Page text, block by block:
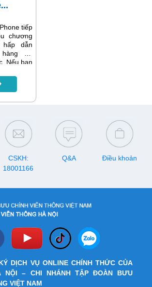
tiếp
chương
hấp dẫn
trả
Nếu bạn
đăng ký
lũy tài
CSKH:
18001166
Q&A Điều khoản
DỊCH VỤ ONLINE CHÍNH THỨC CỦA
NỘI – CHI NHÁNH TẬP ĐOÀN BƯU
VIỆT NAM